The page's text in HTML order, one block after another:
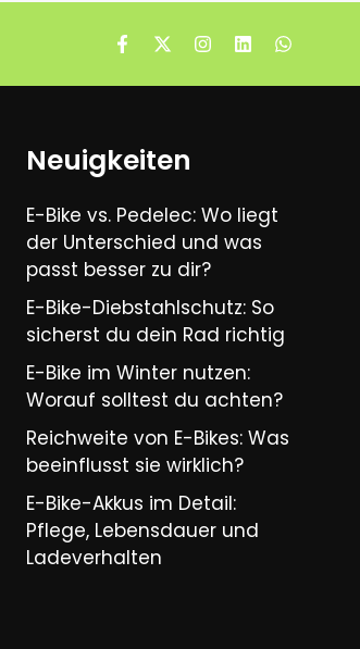
Neuigkeiten
E-Bike vs. Pedelec: Wo liegt
der Unterschied und was
passt besser zu dir?
E-Bike-Diebstahlschutz: So
sicherst du dein Rad richtig
E-Bike im Winter nutzen:
Worauf solltest du achten?
Reichweite von E-Bikes: Was
beeinflusst sie wirklich?
E-Bike-Akkus im Detail:
Pflege, Lebensdauer und
Ladeverhalten